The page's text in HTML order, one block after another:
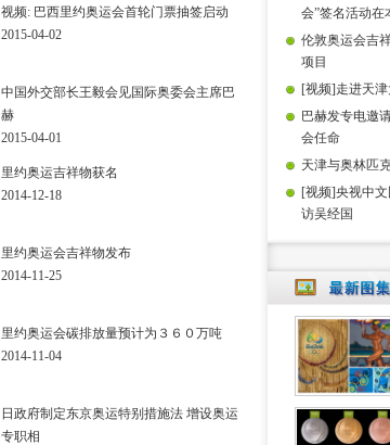
视频: 巴西里约奥运会首轮门票抽签启动
2015-04-02
中国外交部长王毅会见国际奥委会主席巴
赫
2015-04-01
里约奥运吉祥物获名
2014-12-18
里约奥运会吉祥物发布
2014-11-25
里约奥运会碳排放量预计为３６０万吨
2014-11-04
日政府制定东京奥运特别措施法 增设奥运
专职相
会”签名活动在
伦敦奥运会吉
项目
[视频]走进天
巴赫发专电邀
会任命
天津与奥林匹
[视频]央视中
访吴经国